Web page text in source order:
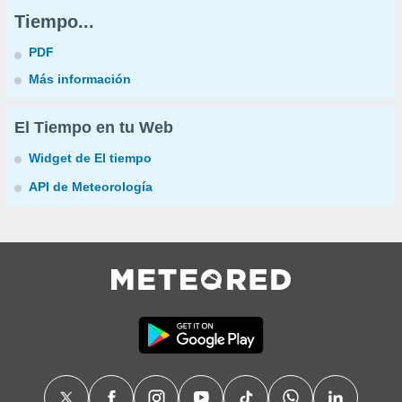
Tiempo...
PDF
Más información
El Tiempo en tu Web
Widget de El tiempo
API de Meteorología